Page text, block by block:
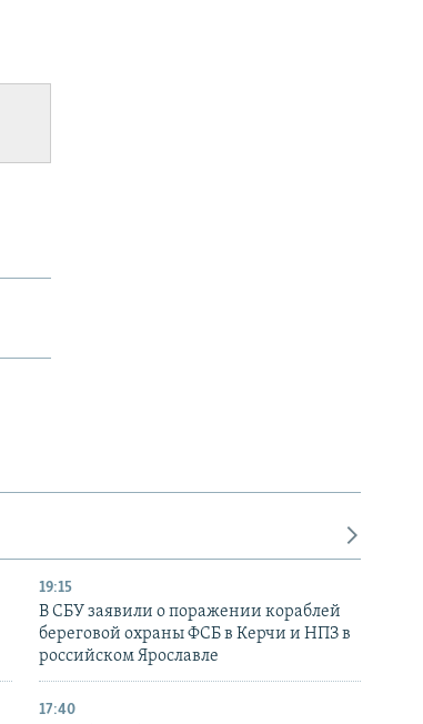
19:15
В СБУ заявили о поражении кораблей
береговой охраны ФСБ в Керчи и НПЗ в
российском Ярославле
17:40